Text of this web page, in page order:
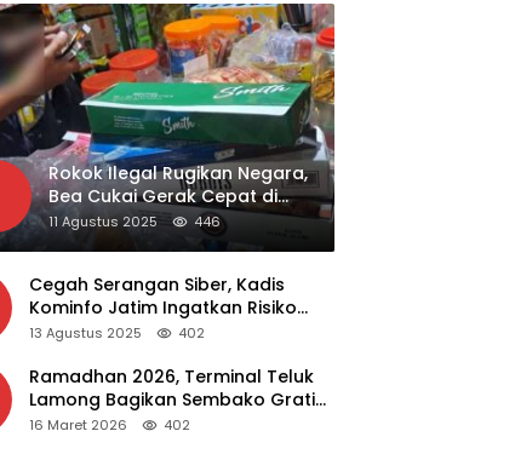
Rokok Ilegal Rugikan Negara,
Bea Cukai Gerak Cepat di
Giripurno
11 Agustus 2025 446
Cegah Serangan Siber, Kadis
Kominfo Jatim Ingatkan Risiko
Malware dari Aplikasi Bajakan
13 Agustus 2025 402
Ramadhan 2026, Terminal Teluk
Lamong Bagikan Sembako Gratis
dan Takjil untuk Masyarakat
16 Maret 2026 402